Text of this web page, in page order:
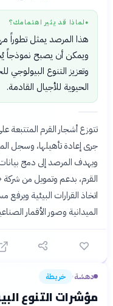
● لماذا قد يثير اهتمامك؟
هذا المرصد يمثل تطوراً
ويمكن أن يصبح نموذجاً
وتعزيز التنوع البيولوجي
الحيوية للأجيال القادمة.
القرم، بدعم وتمويل من
اتخاذ القرارات البيئية
الميدانية وصور الأقمار
دهشة› خريطة
مؤشرات التنوع